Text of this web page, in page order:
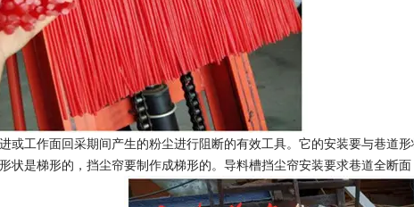
或工作面回采期间产生的粉尘进行阻断的有效工具。它的安装要与巷道
状是梯形的，挡尘帘要制作成梯形的。导料槽挡尘帘安装要求巷道全断